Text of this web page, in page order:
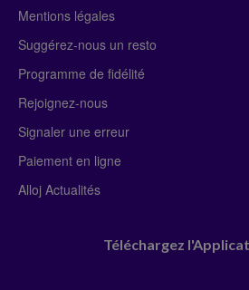
Mentions légales
Suggérez-nous un resto
Programme de fidélité
Rejoignez-nous
Signaler une erreur
Paiement en ligne
Alloj Actualités
Téléchargez